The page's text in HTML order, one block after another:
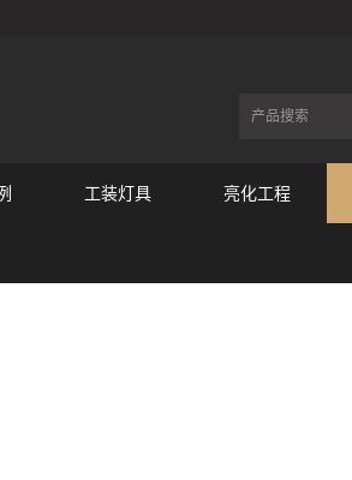
工装灯具 亮化工程